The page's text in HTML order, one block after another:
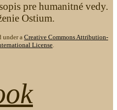
pre humanitné vedy.
Ostium.
under a Creative Commons Attribution-
License.